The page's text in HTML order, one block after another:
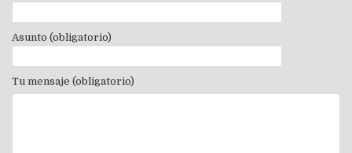
Asunto (obligatorio)
Tu mensaje (obligatorio)